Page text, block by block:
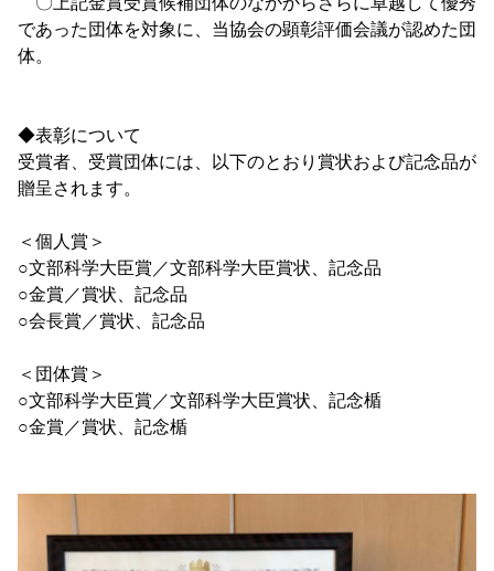
であった団体を対象に、当協会の顕彰評価会議が認めた団
体。
◆表彰について
受賞者、受賞団体には、以下のとおり賞状および記念品が
贈呈されます。
＜個人賞＞
○文部科学大臣賞／文部科学大臣賞状、記念品
○金賞／賞状、記念品
○会長賞／賞状、記念品
＜団体賞＞
○文部科学大臣賞／文部科学大臣賞状、記念楯
○金賞／賞状、記念楯